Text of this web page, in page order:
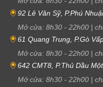
92 Lê Văn Sỹ, P.Phú
Mở cửa: 8h30 - 22h00 |
61 Quang Trung, P.Gò
Mở cửa: 8h30 - 22h00 |
642 CMT8, P.Thủ Dầu
Mở cửa: 8h30 - 22h00 |